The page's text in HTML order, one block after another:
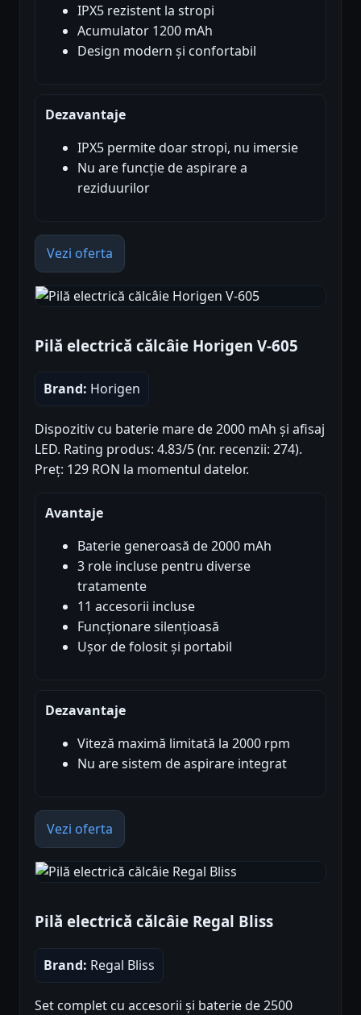
IPX5 rezistent la stropi
Acumulator 1200 mAh
Design modern și confortabil
Dezavantaje
IPX5 permite doar stropi, nu imersie
Nu are funcție de aspirare a
reziduurilor
Vezi oferta
Pilă electrică călcâie Horigen V-605
Brand: Horigen
Dispozitiv cu baterie mare de 2000 mAh și afisaj
LED. Rating produs: 4.83/5 (nr. recenzii: 274).
Preț: 129 RON la momentul datelor.
Avantaje
Baterie generoasă de 2000 mAh
3 role incluse pentru diverse
tratamente
11 accesorii incluse
Funcționare silențioasă
Ușor de folosit și portabil
Dezavantaje
Viteză maximă limitată la 2000 rpm
Nu are sistem de aspirare integrat
Vezi oferta
Pilă electrică călcâie Regal Bliss
Brand: Regal Bliss
Set complet cu accesorii și baterie de 2500